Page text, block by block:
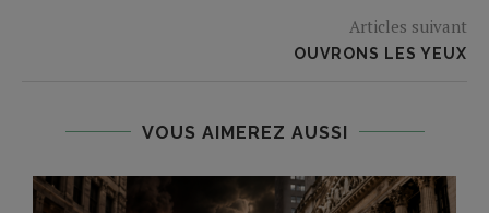
Articles suivant
OUVRONS LES YEUX
VOUS AIMEREZ AUSSI